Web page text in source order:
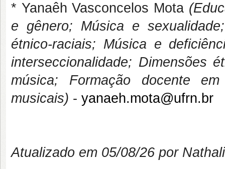
* Yanaêh Vasconcelos Mota (
e gênero; Música e
étnico-raciais; Música e
interseccionalidade; Dimensões
música; Formação docente
musicais) - yanaeh.mota@ufrn.br
Atualizado em 05/08/26 por